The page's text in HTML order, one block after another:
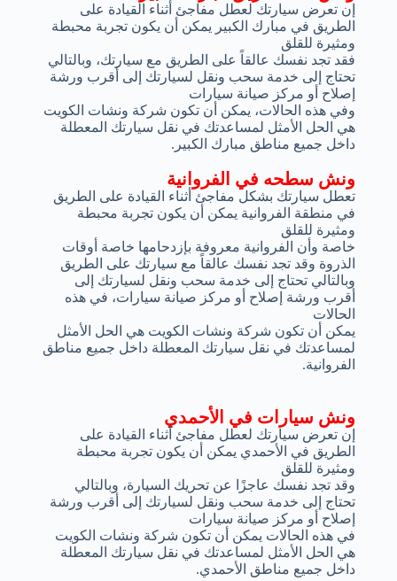
ونش سطحه في الفروانية
تعطل سيارتك بشكل مفاجئ أثناء القيادة على الطريق
في منطقة الفروانية يمكن أن يكون تجربة محبطة
ومثيرة للقلق
خاصة وأن الفروانية معروفة بإزدحامها خاصة أوقات
الذروة وقد تجد نفسك عالقاً مع سيارتك على الطريق
وبالتالي تحتاج إلى خدمة سحب ونقل لسيارتك إلى
أقرب ورشة إصلاح أو مركز صيانة سيارات، في هذه
الحالات
يمكن أن تكون شركة ونشات الكويت هي الحل الأمثل
لمساعدتك في نقل سيارتك المعطلة داخل جميع مناطق
الفروانية.
إن تعرض سيارتك لعطل مفاجئ أثناء القيادة على
الطريق في مبارك الكبير يمكن أن يكون تجربة محبطة
ومثيرة للقلق
فقد تجد نفسك عالقاً على الطريق مع سيارتك، وبالتالي
تحتاج إلى خدمة سحب ونقل لسيارتك إلى أقرب ورشة
إصلاح أو مركز صيانة سيارات
وفي هذه الحالات، يمكن أن تكون شركة ونشات الكويت
هي الحل الأمثل لمساعدتك في نقل سيارتك المعطلة
داخل جميع مناطق مبارك الكبير.
ونش سيارات في الأحمدي
إن تعرض سيارتك لعطل مفاجئ أثناء القيادة على
الطريق في الأحمدي يمكن أن يكون تجربة محبطة
ومثيرة للقلق
وقد تجد نفسك عاجزًا عن تحريك السيارة، وبالتالي
تحتاج إلى خدمة سحب ونقل لسيارتك إلى أقرب ورشة
إصلاح أو مركز صيانة سيارات
في هذه الحالات يمكن أن تكون شركة ونشات الكويت
هي الحل الأمثل لمساعدتك في نقل سيارتك المعطلة
داخل جميع مناطق الأحمدي.